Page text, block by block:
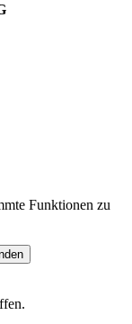
Funktionen zu